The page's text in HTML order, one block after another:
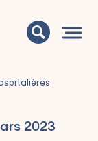
2023